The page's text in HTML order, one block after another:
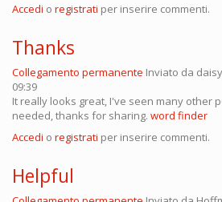
Accedi o registrati per inserire commenti.
Thanks
Collegamento permanente Inviato da
09:39
It really looks great, I've seen many other
needed, thanks for sharing. word finder
Accedi o registrati per inserire commenti.
Helpful